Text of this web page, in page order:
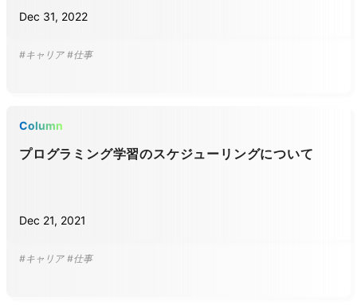
Dec 31, 2022
#キャリア #仕事
Column
プログラミング学習のスケジューリングについて
Dec 21, 2021
#キャリア #仕事